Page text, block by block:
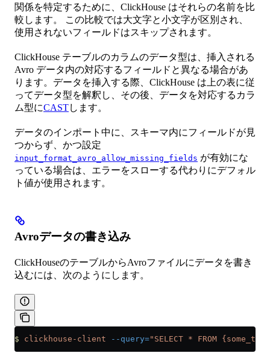
関係を特定するために、ClickHouse はそれらの名前を比
較します。 この比較では大文字と小文字が区別され、
使用されないフィールドはスキップされます。
ClickHouse テーブルのカラムのデータ型は、挿入される
Avro データ内の対応するフィールドと異なる場合があ
ります。データを挿入する際、ClickHouse は上の表に従
ってデータ型を解釈し、その後、データを対応するカラ
ム型にCASTします。
データのインポート中に、スキーマ内にフィールドが見
つからず、かつ設定
input_format_avro_allow_missing_fields が有効にな
っている場合は、エラーをスローする代わりにデフォル
ト値が使用されます。
Avroデータの書き込み
ClickHouseのテーブルからAvroファイルにデータを書き
込むには、次のようにします。
$ clickhouse-client --query="SELECT * FROM